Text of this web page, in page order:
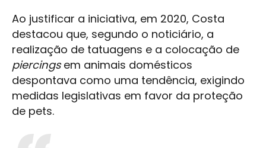
Ao justificar a iniciativa, em 2020, Costa
destacou que, segundo o noticiário, a
realização de tatuagens e a colocação de
piercingsem animais domésticos
despontava como uma tendência, exigindo
medidas legislativas em favor da proteção
de pets.